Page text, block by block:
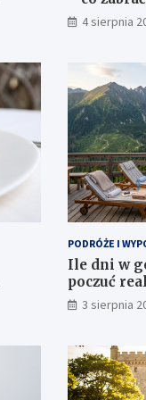
4 sierpnia
PODRÓŻE I
Ile dni w
poczuć
3 sierpnia